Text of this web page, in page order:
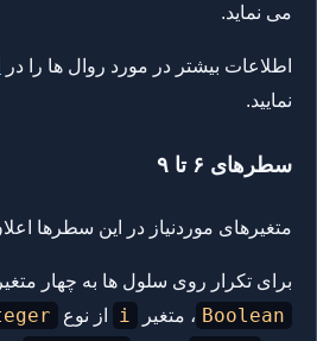
می نماید.
اطلاعات بیشتر در مورد روال ها را در
نمایید.
سطرهای ۶ تا ۹
متغیرهای موردنیاز در این سطرها
برای تکرار روی سلول ها به چهار متغیر
Boolean ، متغیر i از نوع